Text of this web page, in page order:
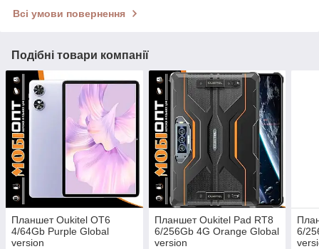
Всі умови повернення
Подібні товари компанії
Планшет Oukitel OT6
4/64Gb Purple Global
version
Планшет Oukitel Pad RT8
6/256Gb 4G Orange Global
version
6/